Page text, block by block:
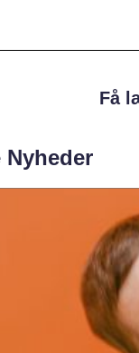
Få
Nyheder